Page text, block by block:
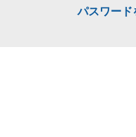
パスワード